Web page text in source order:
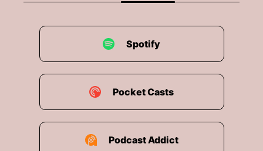
Spotify
Pocket Casts
Podcast Addict